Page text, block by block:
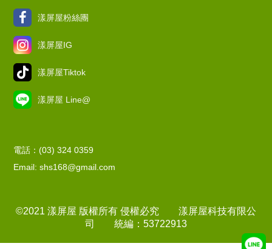
漾屏屋粉絲團
漾屏屋IG
漾屏屋Tiktok
漾屏屋 Line@
電話：(03) 324 0359
Email: shs168@gmail.com
©2021 漾屏屋 版權所有 侵權必究 漾屏屋科技有限公
司 統編：53722913